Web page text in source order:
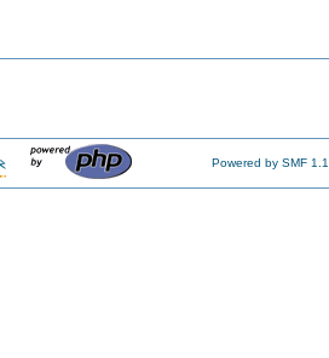
Powered by SMF